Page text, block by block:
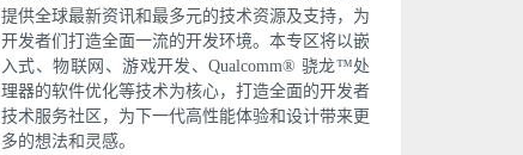
提供全球最新资讯和最多元的技术资源及支持，为
开发者们打造全面一流的开发环境。本专区将以嵌
入式、物联网、游戏开发、Qualcomm® 骁龙™处
理器的软件优化等技术为核心，打造全面的开发者
技术服务社区，为下一代高性能体验和设计带来更
多的想法和灵感。